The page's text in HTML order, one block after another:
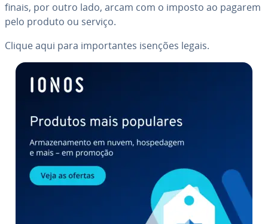
finais, por outro lado, arcam com o imposto ao pagarem
pelo produto ou serviço.
Clique aqui para im­por­tan­tes isenções legais.
Ir para o menu principal